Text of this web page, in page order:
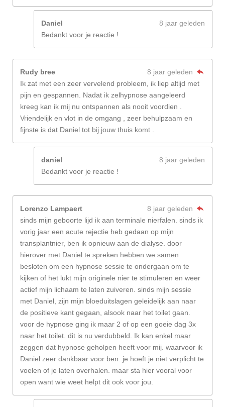
Daniel
8 jaar geleden
Bedankt voor je reactie !
Rudy bree
8 jaar geleden
Ik zat met een zeer vervelend probleem, ik liep altijd met
pijn en gespannen. Nadat ik zelhypnose aangeleerd
kreeg kan ik mij nu ontspannen als nooit voordien .
Vriendelijk en vlot in de omgang , zeer behulpzaam en
fijnste is dat Daniel tot bij jouw thuis komt .
daniel
8 jaar geleden
Bedankt voor je reactie !
Lorenzo Lampaert
8 jaar geleden
sinds mijn geboorte lijd ik aan terminale nierfalen. sinds ik
vorig jaar een acute rejectie heb gedaan op mijn
transplantnier, ben ik opnieuw aan de dialyse. door
hierover met Daniel te spreken hebben we samen
besloten om een hypnose sessie te ondergaan om te
kijken of het lukt mijn originele nier te stimuleren en weer
actief mijn lichaam te laten zuiveren. sinds mijn sessie
met Daniel, zijn mijn bloeduitslagen geleidelijk aan naar
de positieve kant gegaan, alsook naar het toilet gaan.
voor de hypnose ging ik maar 2 of op een goeie dag 3x
naar het toilet. dit is nu verdubbeld. Ik kan enkel maar
zeggen dat hypnose geholpen heeft voor mij. waarvoor ik
Daniel zeer dankbaar voor ben. je hoeft je niet verplicht te
voelen of je laten overhalen. maar sta hier vooral voor
open want wie weet helpt dit ook voor jou.